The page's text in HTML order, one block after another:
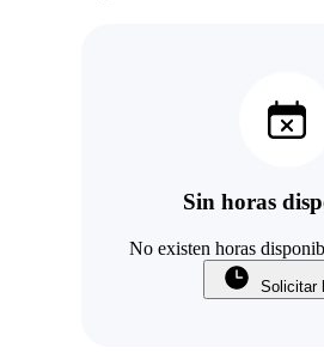
Sin horas
No existen horas
Solicitar